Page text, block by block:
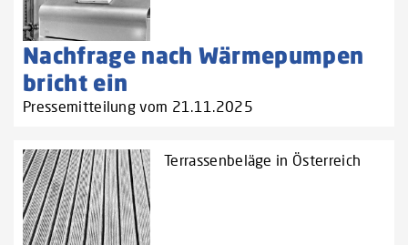
Nachfrage nach Wärmepumpen
bricht ein
Pressemitteilung vom 21.11.2025
Terrassenbeläge in Österreich